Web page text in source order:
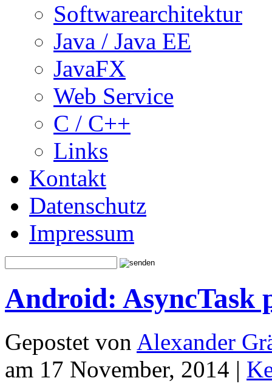
Softwarearchitektur
Java / Java EE
JavaFX
Web Service
C / C++
Links
Kontakt
Datenschutz
Impressum
Android: AsyncTask
Gepostet von Alexander
am 17 November, 2014 |